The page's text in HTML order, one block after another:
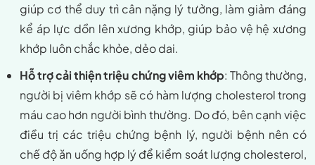
giúp cơ thể duy trì cân nặng lý tưởng, làm giảm đáng
kể áp lực dồn lên xương khớp, giúp bảo vệ hệ xương
khớp luôn chắc khỏe, dẻo dai.
Hỗ trợ cải thiện triệu chứng viêm khớp: Thông thường,
người bị viêm khớp sẽ có hàm lượng cholesterol trong
máu cao hơn người bình thường. Do đó, bên cạnh việc
điều trị các triệu chứng bệnh lý, người bệnh nên có
chế độ ăn uống hợp lý để kiểm soát lượng cholesterol,